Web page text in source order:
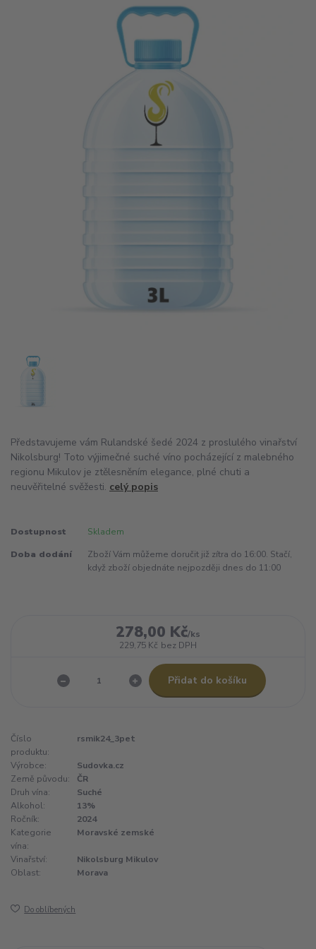
Představujeme vám Rulandské šedé 2024 z proslulého vinařství
Nikolsburg! Toto výjimečné suché víno pocházející z malebného
regionu Mikulov je ztělesněním elegance, plné chuti a
neuvěřitelné svěžesti. celý popis
Dostupnost Skladem
Doba dodání
Zboží Vám můžeme doručit již zítra do 16:00. Stačí,
když zboží objednáte nejpozději dnes do 11:00
278,00 Kč/ks
229,75 Kč bez DPH
Přidat do košíku
Číslo
produktu:
rsmik24_3pet
Výrobce:
Sudovka.cz
Země původu:
ČR
Druh vína:
Suché
Alkohol:
13%
Ročník:
2024
Kategorie
vína:
Moravské zemské
Vinařství:
Nikolsburg Mikulov
Oblast:
Morava
Do oblíbených